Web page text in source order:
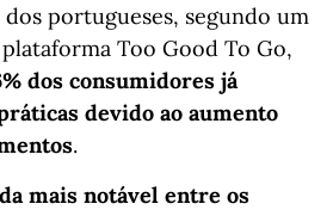
portugueses, segundo um
Too Good To Go,
dos consumidores já
devido ao aumento
.
mais notável entre os